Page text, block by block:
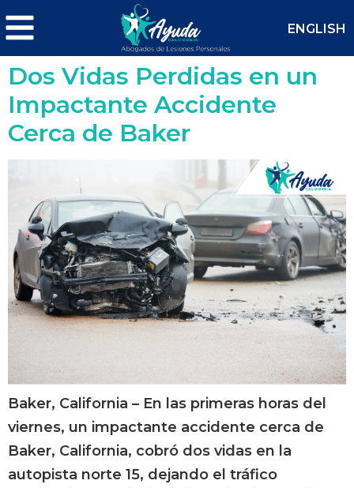
ENGLISH
Dos Vidas Perdidas en un
Impactante Accidente
Cerca de Baker
Baker, California – En las primeras horas del
viernes, un impactante accidente cerca de
Baker, California, cobró dos vidas en la
autopista norte 15, dejando el tráfico